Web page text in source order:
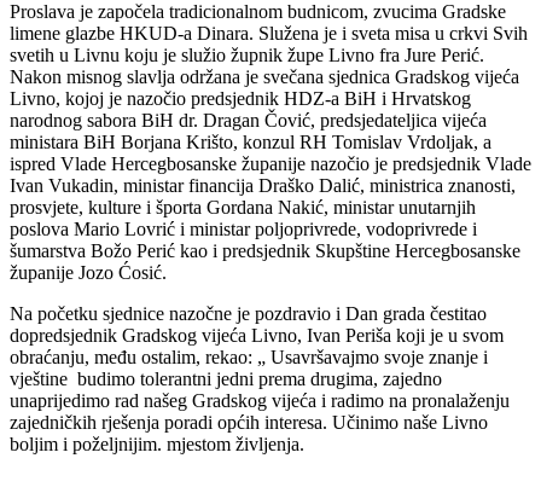
Proslava je započela tradicionalnom budnicom, zvucima Gradske
limene glazbe HKUD-a Dinara. Služena je i sveta misa u crkvi Svih
svetih u Livnu koju je služio župnik župe Livno fra Jure Perić.
Nakon misnog slavlja održana je svečana sjednica Gradskog vijeća
Livno, kojoj je nazočio predsjednik HDZ-a BiH i Hrvatskog
narodnog sabora BiH dr. Dragan Čović, predsjedateljica vijeća
ministara BiH Borjana Krišto, konzul RH Tomislav Vrdoljak, a
ispred Vlade Hercegbosanske županije nazočio je predsjednik Vlade
Ivan Vukadin, ministar financija Draško Dalić, ministrica znanosti,
prosvjete, kulture i športa Gordana Nakić, ministar unutarnjih
poslova Mario Lovrić i ministar poljoprivrede, vodoprivrede i
šumarstva Božo Perić kao i predsjednik Skupštine Hercegbosanske
županije Jozo Ćosić.
Na početku sjednice nazočne je pozdravio i Dan grada čestitao
dopredsjednik Gradskog vijeća Livno, Ivan Periša koji je u svom
obraćanju, među ostalim, rekao: „ Usavršavajmo svoje znanje i
vještine budimo tolerantni jedni prema drugima, zajedno
unaprijedimo rad našeg Gradskog vijeća i radimo na pronalaženju
zajedničkih rješenja poradi općih interesa. Učinimo naše Livno
boljim i poželjnijim. mjestom življenja.